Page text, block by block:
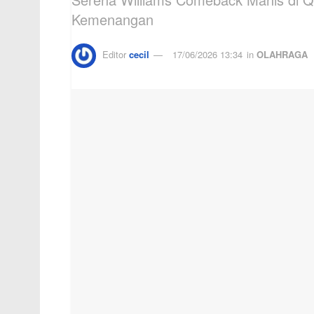
Kemenangan
Editor cecil 17/06/2026 13:34 in OLAHRAGA